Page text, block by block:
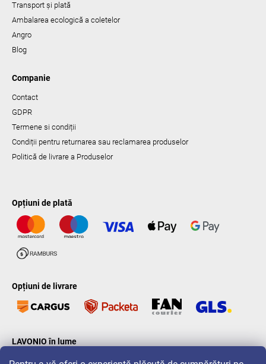
Transport și plată
Ambalarea ecologică a coletelor
Angro
Blog
Companie
Contact
GDPR
Termene si condiții
Condiții pentru returnarea sau reclamarea produselor
Politică de livrare a Produselor
Opțiuni de plată
Opțiuni de livrare
LAVONIO în lume